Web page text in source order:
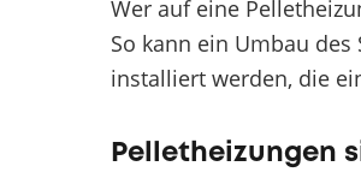
Wer auf eine
So kann ein Umbau
installiert werden, die
Pelletheizungen